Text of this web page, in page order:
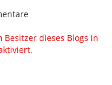
dieses Blogs in